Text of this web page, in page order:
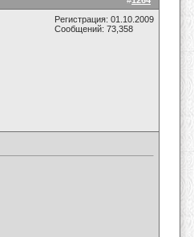
Регистрация: 01.10.2009
Сообщений: 73,358